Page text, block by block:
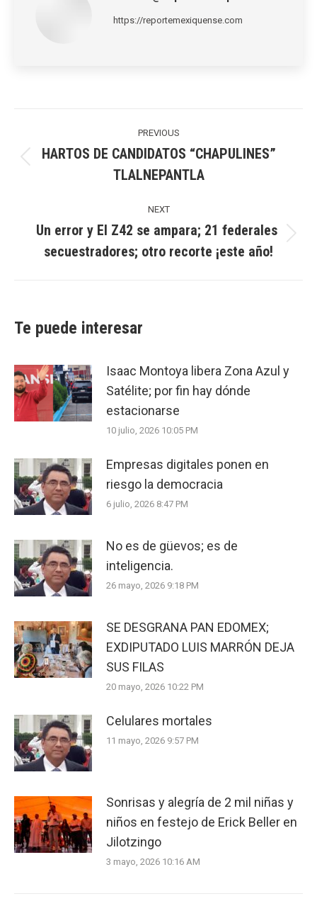
https://reportemexiquense.com
PREVIOUS
post:
HARTOS DE CANDIDATOS “CHAPULINES”
TLALNEPANTLA
NEXT
Next
post:
Un error y El Z42 se ampara; 21 federales
secuestradores; otro recorte ¡este año!
Te puede interesar
Isaac Montoya libera Zona Azul y
Satélite; por fin hay dónde
estacionarse
10 julio, 2026 10:05 PM
Empresas digitales ponen en
riesgo la democracia
6 julio, 2026 8:47 PM
No es de güevos; es de
inteligencia.
26 mayo, 2026 9:18 PM
SE DESGRANA PAN EDOMEX;
EXDIPUTADO LUIS MARRÓN DEJA
SUS FILAS
20 mayo, 2026 10:22 PM
Celulares mortales
11 mayo, 2026 9:57 PM
Sonrisas y alegría de 2 mil niñas y
niños en festejo de Erick Beller en
Jilotzingo
3 mayo, 2026 10:16 AM